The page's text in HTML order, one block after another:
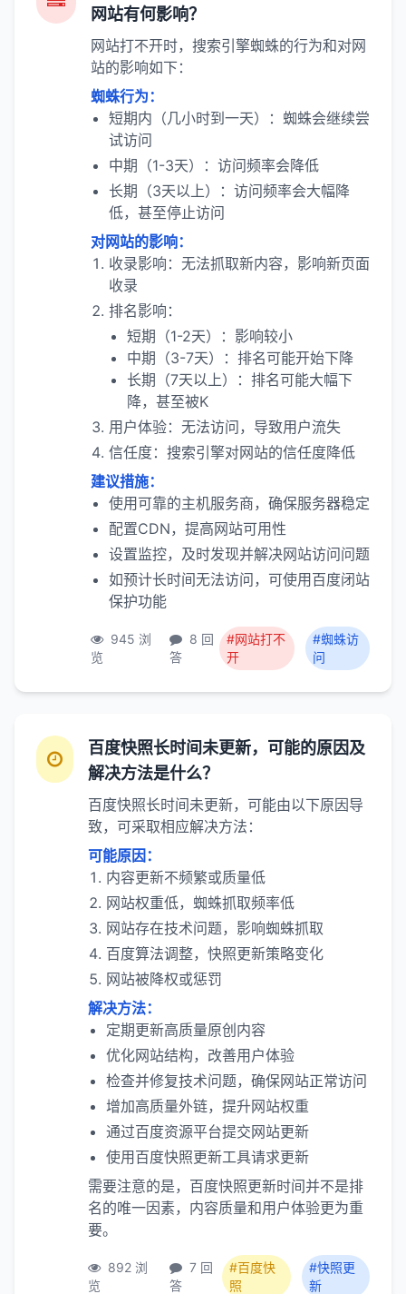
网站有何影响？
网站打不开时，搜索引擎蜘蛛的行为和对网
站的影响如下：
蜘蛛行为：
短期内（几小时到一天）：蜘蛛会继续尝
试访问
中期（1-3天）：访问频率会降低
长期（3天以上）：访问频率会大幅降
低，甚至停止访问
对网站的影响：
收录影响：无法抓取新内容，影响新页面
收录
排名影响：
短期（1-2天）：影响较小
中期（3-7天）：排名可能开始下降
长期（7天以上）：排名可能大幅下
降，甚至被K
用户体验：无法访问，导致用户流失
信任度：搜索引擎对网站的信任度降低
建议措施：
使用可靠的主机服务商，确保服务器稳定
配置CDN，提高网站可用性
设置监控，及时发现并解决网站访问问题
如预计长时间无法访问，可使用百度闭站
保护功能
945 浏
览
8 回
答
#网站打不
开
#蜘蛛访
问
百度快照长时间未更新，可能的原因及
解决方法是什么？
百度快照长时间未更新，可能由以下原因导
致，可采取相应解决方法：
可能原因：
内容更新不频繁或质量低
网站权重低，蜘蛛抓取频率低
网站存在技术问题，影响蜘蛛抓取
百度算法调整，快照更新策略变化
网站被降权或惩罚
解决方法：
定期更新高质量原创内容
优化网站结构，改善用户体验
检查并修复技术问题，确保网站正常访问
增加高质量外链，提升网站权重
通过百度资源平台提交网站更新
使用百度快照更新工具请求更新
需要注意的是，百度快照更新时间并不是排
名的唯一因素，内容质量和用户体验更为重
要。
892 浏
览
7 回
答
#百度快
照
#快照更
新